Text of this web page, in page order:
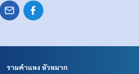
รามคำแหง หัวหมาก